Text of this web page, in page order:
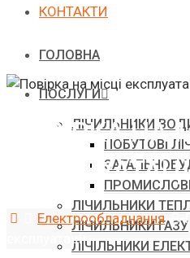
КОНТАКТИ
ГОЛОВНА
ПОСЛУГИ
ЛІЧИЛЬНИКИ
ПОБУТОВІ
ЛІЧИЛЬНИКИ
ЛІЧИЛЬНИКИ ГАЗУ
ЛІЧІЛЬНИКИ
ПОВІРКА НА
Головна
Електрообладнання
експлуатації